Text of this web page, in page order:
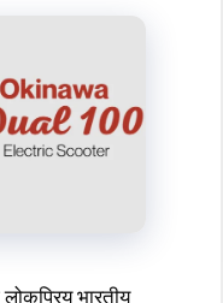
भारतीय